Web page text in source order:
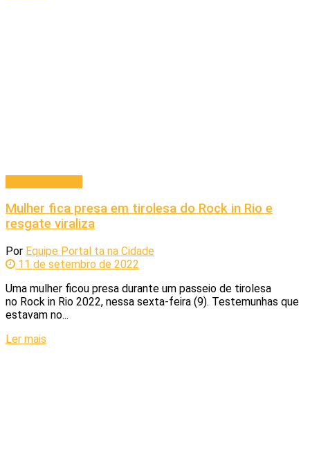
Mulher fica presa em tirolesa do Rock in Rio e
resgate viraliza
Por Equipe Portal ta na Cidade
11 de setembro de 2022
Uma mulher ficou presa durante um passeio de tirolesa
no Rock in Rio 2022, nessa sexta-feira (9). Testemunhas que
estavam no...
Ler mais